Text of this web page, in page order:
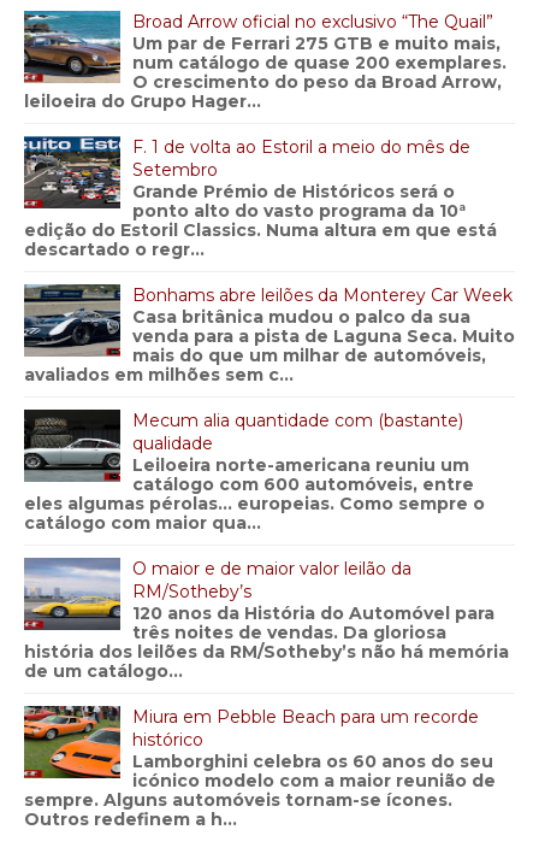
Broad Arrow oficial no exclusivo “The Quail”
Um par de Ferrari 275 GTB e muito mais,
num catálogo de quase 200 exemplares.
O crescimento do peso da Broad Arrow,
leiloeira do Grupo Hager...
F. 1 de volta ao Estoril a meio do mês de
Setembro
Grande Prémio de Históricos será o
ponto alto do vasto programa da 10ª
edição do Estoril Classics. Numa altura em que está
descartado o regr...
Bonhams abre leilões da Monterey Car Week
Casa britânica mudou o palco da sua
venda para a pista de Laguna Seca. Muito
mais do que um milhar de automóveis,
avaliados em milhões sem c...
Mecum alia quantidade com (bastante)
qualidade
Leiloeira norte-americana reuniu um
catálogo com 600 automóveis, entre
eles algumas pérolas… europeias. Como sempre o
catálogo com maior qua...
O maior e de maior valor leilão da
RM/Sotheby’s
120 anos da História do Automóvel para
três noites de vendas. Da gloriosa
história dos leilões da RM/Sotheby’s não há memória
de um catálogo...
Miura em Pebble Beach para um recorde
histórico
Lamborghini celebra os 60 anos do seu
icónico modelo com a maior reunião de
sempre. Alguns automóveis tornam-se ícones.
Outros redefinem a h...